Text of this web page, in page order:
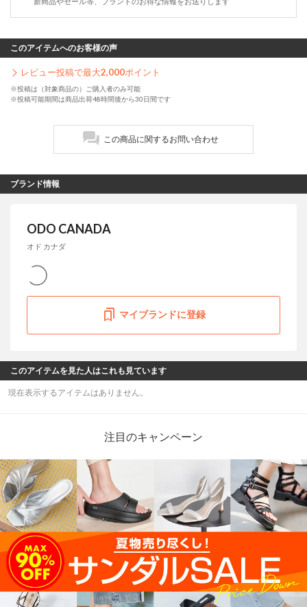
このアイテムへのお客様の声
レビュー投稿で最大2,000ポイント
※投稿は（対象商品の）ご購入者のみ可能
※投稿可能期間は商品出荷48時間後から30日間です
この商品に関するお問い合わせ
ブランド情報
ODO CANADA
オド カナダ
マイブランドに登録
このアイテムを見た人はこれも見ています
現在表示するアイテムはありません。
注目のキャンペーン